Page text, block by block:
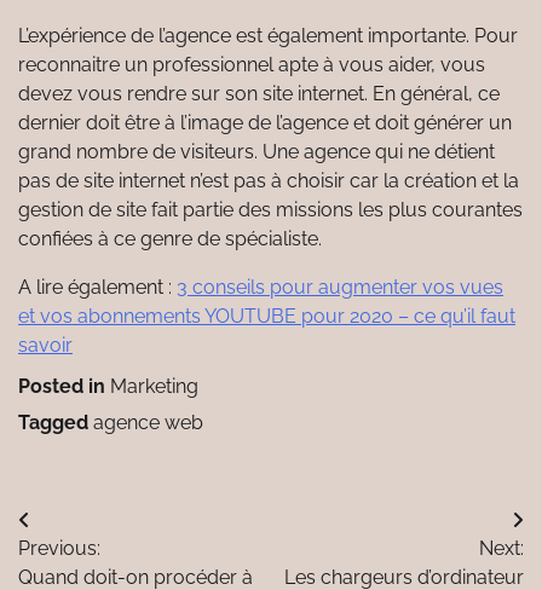
L’expérience de l’agence est également importante. Pour
reconnaitre un professionnel apte à vous aider, vous
devez vous rendre sur son site internet. En général, ce
dernier doit être à l’image de l’agence et doit générer un
grand nombre de visiteurs. Une agence qui ne détient
pas de site internet n’est pas à choisir car la création et la
gestion de site fait partie des missions les plus courantes
confiées à ce genre de spécialiste.
A lire également : 3 conseils pour augmenter vos vues
et vos abonnements YOUTUBE pour 2020 – ce qu’il faut
savoir
Posted in Marketing
Tagged agence web
Navigation
de
Previous:
Quand doit-on procéder à
Next:
Les chargeurs d’ordinateur